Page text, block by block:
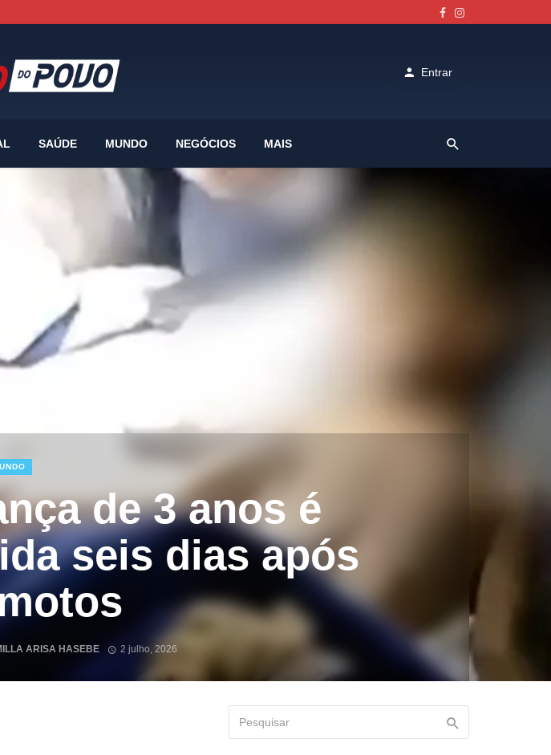
Entrar
SAÚDE MUNDO NEGÓCIOS MAIS
de 3 anos é
seis dias após
ARISA HASEBE 2 julho, 2026